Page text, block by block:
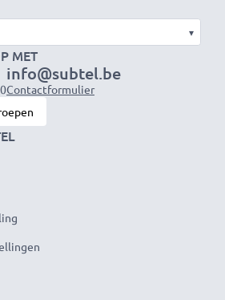
▾
MET
info@subtel.be
Contactformulier